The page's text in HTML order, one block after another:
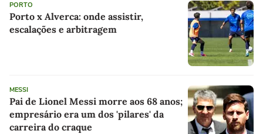
PORTO
Porto x Alverca: onde assistir,
escalações e arbitragem
MESSI
Pai de Lionel Messi morre aos 68 anos;
empresário era um dos 'pilares' da
carreira do craque